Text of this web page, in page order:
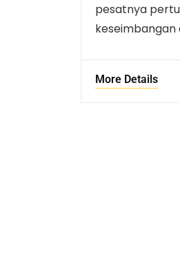
pesatnya
keseimbangan
More Details